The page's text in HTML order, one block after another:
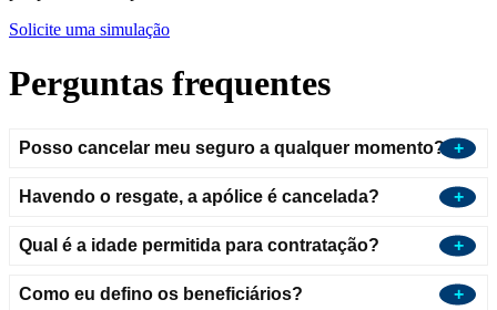
Solicite uma simulação
Perguntas frequentes
Posso cancelar meu seguro a qualquer momento?
Havendo o resgate, a apólice é cancelada?
Qual é a idade permitida para contratação?
Como eu defino os beneficiários?